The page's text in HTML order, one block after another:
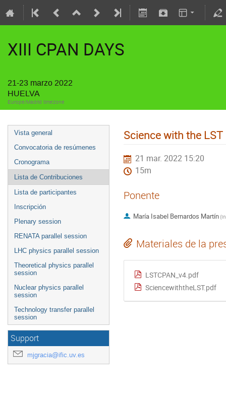
XIII CPAN DAYS
21-23 marzo 2022
HUELVA
Europe/Madrid timezone
Vista general
Convocatoria de resúmenes
Cronograma
Lista de Contribuciones
Lista de participantes
Inscripción
Plenary session
RENATA parallel session
LHC physics parallel session
Theoretical physics parallel
session
Nuclear physics parallel
session
Technology transfer parallel
session
Support
mjgracia@ific.uv.es
Science with the LST
21 mar. 2022 15:20
15m
Ponente
María Isabel Bernardos Martín(
Materiales de la
LSTCPAN_v4.pdf
SciencewiththeLST.pdf